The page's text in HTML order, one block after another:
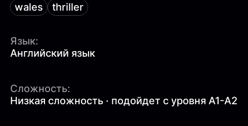
wales
thriller
Язык:
Английский язык
Сложность:
Низкая сложность · подойдет с уровня A1-A2